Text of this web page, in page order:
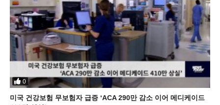
0
미국 건강보험 무보험자 급증 ‘ACA 290만 감소 이어 메디케이드